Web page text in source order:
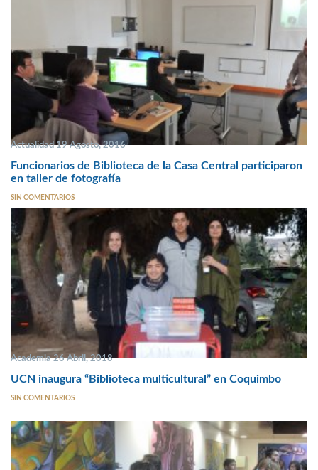
Actualidad 19 Agosto, 2016
Funcionarios de Biblioteca de la Casa Central participaron
en taller de fotografía
SIN COMENTARIOS
Academia 26 Abril, 2018
UCN inaugura “Biblioteca multicultural” en Coquimbo
SIN COMENTARIOS